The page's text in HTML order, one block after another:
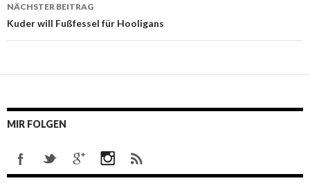
NÄCHSTER BEITRAG
Kuder will Fußfessel für Hooligans
MIR FOLGEN